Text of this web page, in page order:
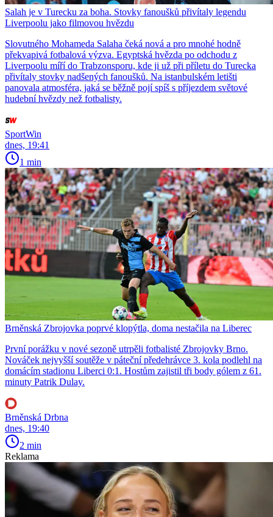
Salah je v Turecku za boha. Stovky fanoušků přivítaly legendu
Liverpoolu jako filmovou hvězdu
Slovutného Mohameda Salaha čeká nová a pro mnohé hodně
překvapivá fotbalová výzva. Egyptská hvězda po odchodu z
Liverpoolu míří do Trabzonsporu, kde ji už při příletu do Turecka
přivítaly stovky nadšených fanoušků. Na istanbulském letišti
panovala atmosféra, jaká se běžně pojí spíš s příjezdem světové
hudební hvězdy než fotbalisty.
SportWin
dnes, 19:41
1 min
Brněnská Zbrojovka poprvé klopýtla, doma nestačila na Liberec
První porážku v nové sezoně utrpěli fotbalisté Zbrojovky Brno.
Nováček nejvyšší soutěže v páteční předehrávce 3. kola podlehl na
domácím stadionu Liberci 0:1. Hostům zajistil tři body gólem z 61.
minuty Patrik Dulay.
Brněnská Drbna
dnes, 19:40
2 min
Reklama